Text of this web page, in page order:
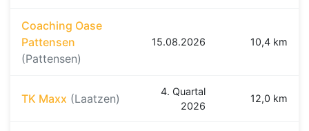
Coaching Oase
Pattensen
(Pattensen)
15.08.2026 10,4 km
TK Maxx (Laatzen)
4. Quartal
2026
12,0 km